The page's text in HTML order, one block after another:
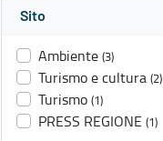
Sito
Ambiente (3)
Turismo e cultura (2)
Turismo (1)
PRESS REGIONE (1)